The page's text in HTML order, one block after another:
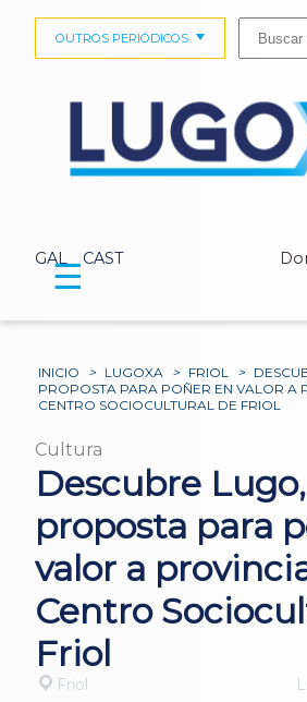
GAL CAST
OUTROS PERIÓDICOS
☰
INICIO > LUGOXA > FRIOL >
PROPOSTA PARA POÑER EN VALOR A
CENTRO SOCIOCULTURAL DE FRIOL
Cultura
Descubre
proposta para
valor a
Centro
Friol
Friol